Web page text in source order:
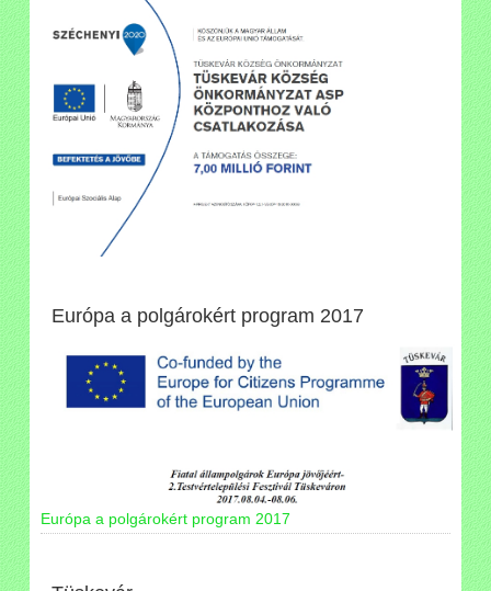
Európa a polgárokért program 2017
Európa a polgárokért program 2017